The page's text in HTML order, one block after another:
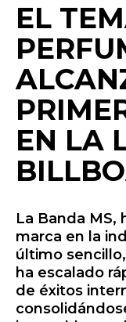
EL
EN LA
La Banda MS,
marca en la
último
ha escalado
de éxitos